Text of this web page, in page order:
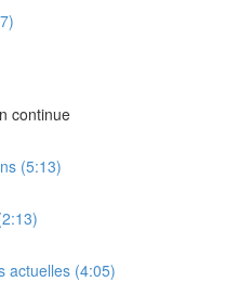
continue
(5:13)
actuelles (4:05)